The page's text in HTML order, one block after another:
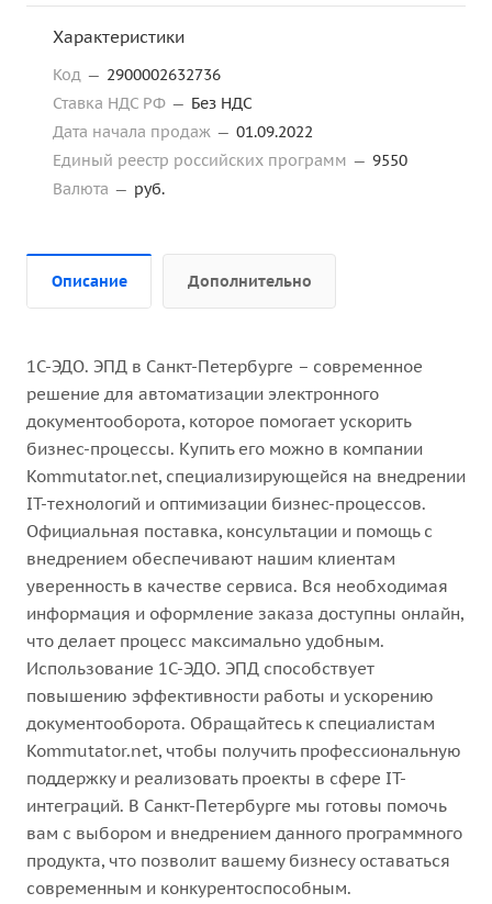
Характеристики
Код — 2900002632736
Ставка НДС РФ — Без НДС
Дата начала продаж — 01.09.2022
Единый реестр российских программ — 9550
Валюта — руб.
Описание Дополнительно
1С-ЭДО. ЭПД в Санкт-Петербурге – современное
решение для автоматизации электронного
документооборота, которое помогает ускорить
бизнес-процессы. Купить его можно в компании
Kommutator.net, специализирующейся на внедрении
IT-технологий и оптимизации бизнес-процессов.
Официальная поставка, консультации и помощь с
внедрением обеспечивают нашим клиентам
уверенность в качестве сервиса. Вся необходимая
информация и оформление заказа доступны онлайн,
что делает процесс максимально удобным.
Использование 1С-ЭДО. ЭПД способствует
повышению эффективности работы и ускорению
документооборота. Обращайтесь к специалистам
Kommutator.net, чтобы получить профессиональную
поддержку и реализовать проекты в сфере IT-
интеграций. В Санкт-Петербурге мы готовы помочь
вам с выбором и внедрением данного программного
продукта, что позволит вашему бизнесу оставаться
современным и конкурентоспособным.